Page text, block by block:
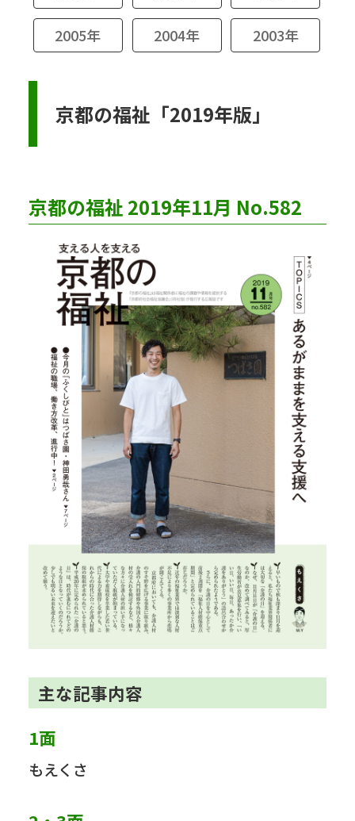
2005年 2004年 2003年
京都の福祉「2019年版」
京都の福祉 2019年11月 No.582
主な記事内容
1面
もえくさ